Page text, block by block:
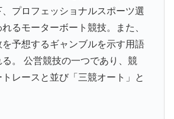
プロフェッショナルスポーツ選
るモーターボート競技。また、
予想するギャンブルを示す用語
。 公営競技の一つであり、競
レースと並び「三競オート」と